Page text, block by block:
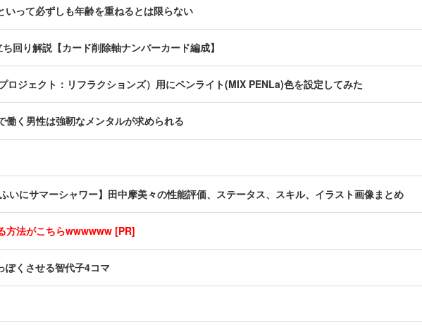
いって必ずしも年齢を重ねるとは限らない
回り解説【カード削除軸ナンバーカード編成】
ロジェクト：リフラクションズ）用にペンライト(MIX PENLa)色を設定してみた
働く男性は強靭なメンタルが求められる
いにサマーシャワー】田中摩美々の性能評価、ステータス、スキル、イラスト画像まとめ
方法がこちらwwwwww [PR]
ぽくさせる智代子4コマ